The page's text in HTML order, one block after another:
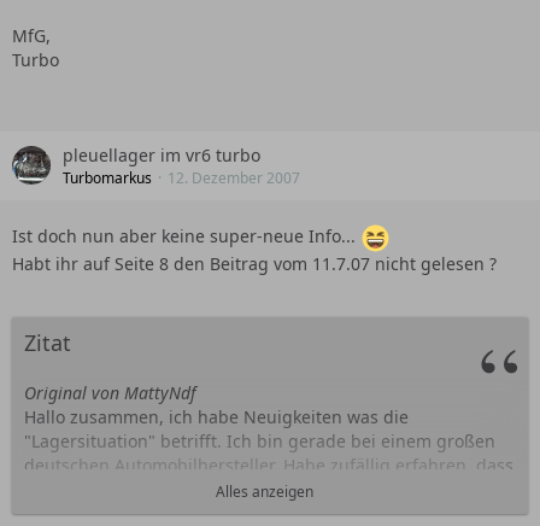
MfG,
Turbo
pleuellager im vr6 turbo
Turbomarkus 12. Dezember 2007
Ist doch nun aber keine super-neue Info...
Habt ihr auf Seite 8 den Beitrag vom 11.7.07 nicht gelesen ?
Zitat
Original von MattyNdf
Hallo zusammen, ich habe Neuigkeiten was die
"Lagersituation" betrifft. Ich bin gerade bei einem großen
deutschen Automobilhersteller. Habe zufällig erfahren, dass
ein R32-Golf einen Turbosatz von HGP verpaßt bekommt.
HGP hat nicht alle Teile angeliefert, sondern auch eine Liste
Alles anzeigen